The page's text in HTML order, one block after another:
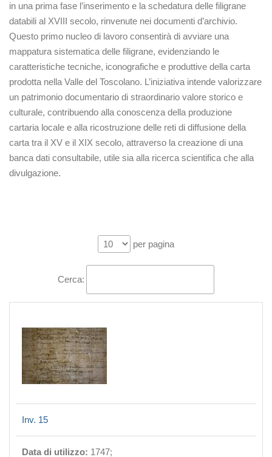
in una prima fase l’inserimento e la schedatura delle filigrane
databili al XVIII secolo, rinvenute nei documenti d’archivio.
Questo primo nucleo di lavoro consentirà di avviare una
mappatura sistematica delle filigrane, evidenziando le
caratteristiche tecniche, iconografiche e produttive della carta
prodotta nella Valle del Toscolano. L’iniziativa intende valorizzare
un patrimonio documentario di straordinario valore storico e
culturale, contribuendo alla conoscenza della produzione
cartaria locale e alla ricostruzione delle reti di diffusione della
carta tra il XV e il XIX secolo, attraverso la creazione di una
banca dati consultabile, utile sia alla ricerca scientifica che alla
divulgazione.
per pagina
Cerca:
Inv. 15
Data di utilizzo: 1747;